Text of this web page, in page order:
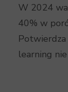
W 2024
40% w
learning